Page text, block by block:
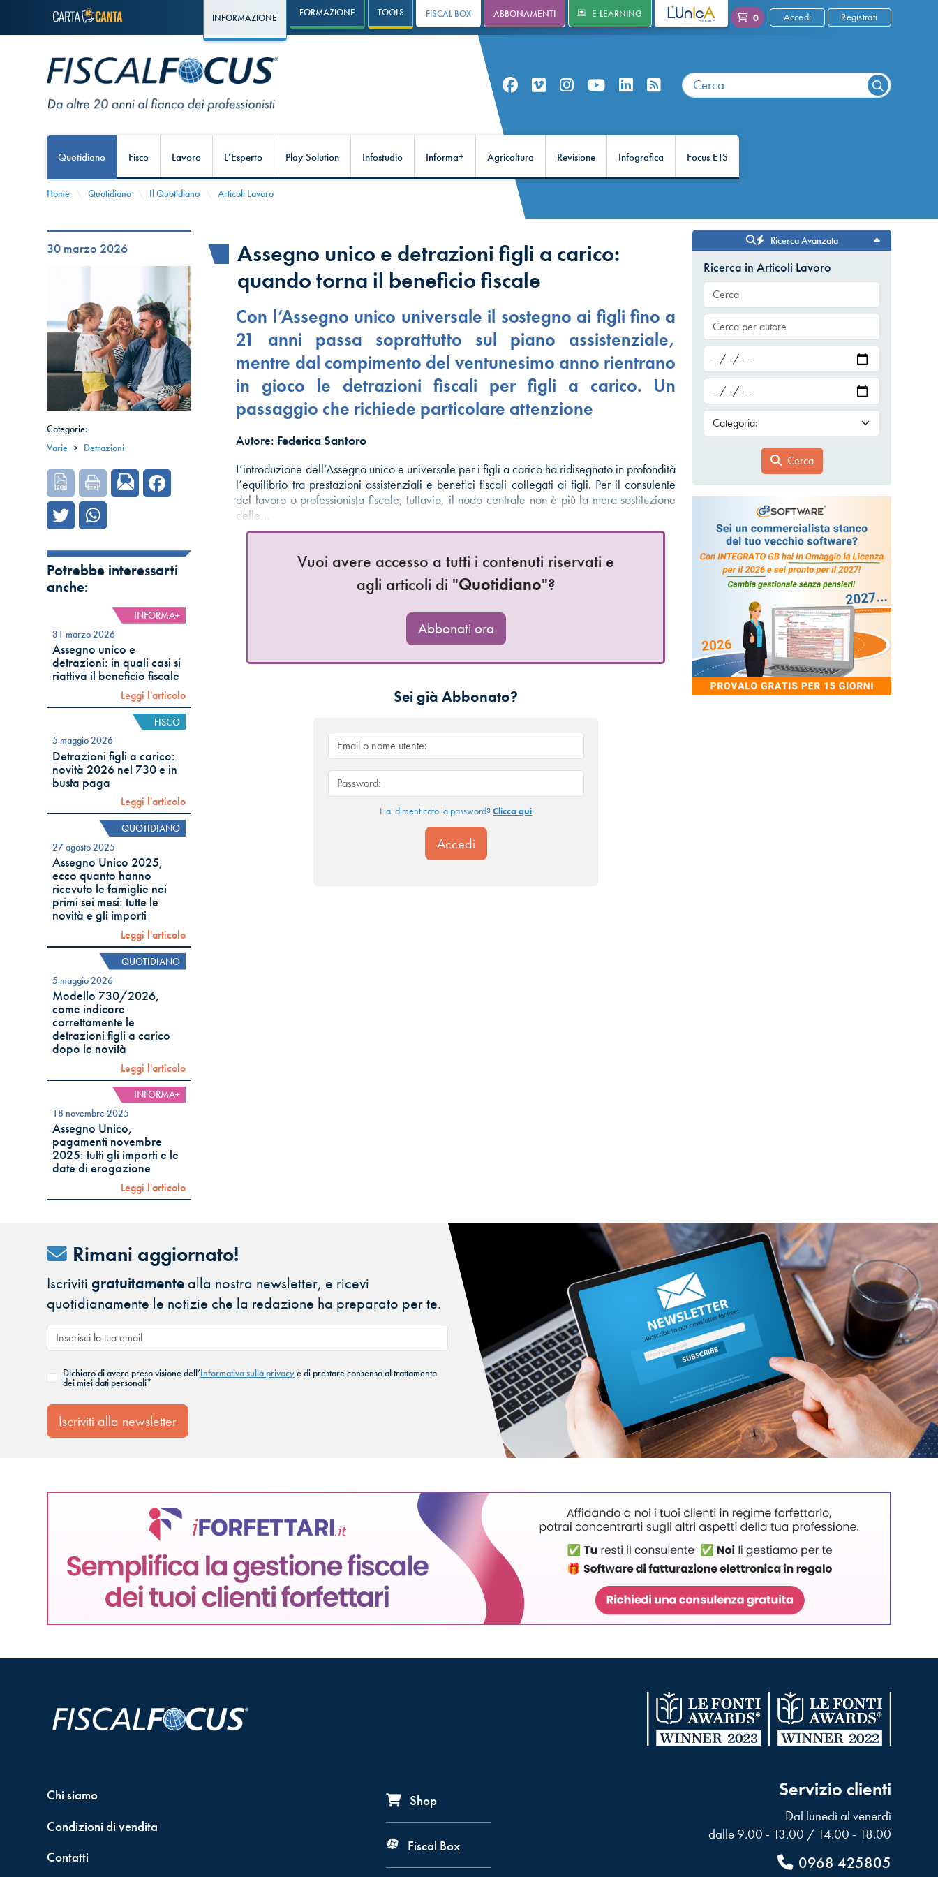
INFORMAZIONE FORMAZIONE TOOLS FISCAL BOX ABBONAMENTI E-LEARNING L'UNICA 0 Accedi Registrati
Quotidiano Fisco Lavoro L’Esperto Play Solution Infostudio Informa+ Agricoltura Revisione Infografica Focus ETS
Home Quotidiano Il Quotidiano Articoli Lavoro
30 marzo 2026
Categorie:
Varie > Detrazioni
Potrebbe interessarti
anche:
INFORMA+
31 marzo 2026
Assegno unico e
detrazioni: in quali casi si
riattiva il beneficio fiscale
Leggi l'articolo
FISCO
5 maggio 2026
Detrazioni figli a carico:
novità 2026 nel 730 e in
busta paga
Leggi l'articolo
QUOTIDIANO
27 agosto 2025
Assegno Unico 2025,
ecco quanto hanno
ricevuto le famiglie nei
primi sei mesi: tutte le
novità e gli importi
Leggi l'articolo
QUOTIDIANO
5 maggio 2026
Modello 730/2026,
come indicare
correttamente le
detrazioni figli a carico
dopo le novità
Leggi l'articolo
INFORMA+
18 novembre 2025
Assegno Unico,
pagamenti novembre
2025: tutti gli importi e le
date di erogazione
Leggi l'articolo
Assegno unico e detrazioni figli a carico:
quando torna il beneficio fiscale
Con l’Assegno unico universale il sostegno ai figli fino a
21 anni passa soprattutto sul piano assistenziale,
mentre dal compimento del ventunesimo anno rientrano
in gioco le detrazioni fiscali per figli a carico. Un
passaggio che richiede particolare attenzione
Autore: Federica Santoro
L’introduzione dell’Assegno unico e universale per i figli a carico ha ridisegnato in profondità
l’equilibrio tra prestazioni assistenziali e benefici fiscali collegati ai figli. Per il consulente
del lavoro o professionista fiscale, tuttavia, il nodo centrale non è più la mera sostituzione
delle…
Vuoi avere accesso a tutti i contenuti riservati e
agli articoli di "Quotidiano"?
Abbonati ora
Sei già Abbonato?
Hai dimenticato la password?Clicca qui
Ricerca Avanzata
Ricerca in Articoli Lavoro
Cerca
Rimani aggiornato!
Iscrivitigratuitamente alla nostra newsletter, e ricevi
quotidianamente le notizie che la redazione ha preparato per te.
Dichiaro di avere preso visione dell’Informativa sulla privacye di prestare consenso al trattamento
dei miei dati personali*
Iscriviti alla newsletter
Chi siamo
Condizioni di vendita
Contatti
Shop
Fiscal Box
Servizio clienti
Dal lunedì al venerdì
dalle 9.00 - 13.00 / 14.00 - 18.00
0968 425805